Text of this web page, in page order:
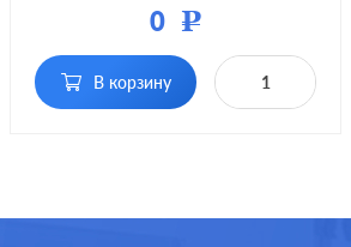
Подсветка: без подсветки
0Р
В корзину